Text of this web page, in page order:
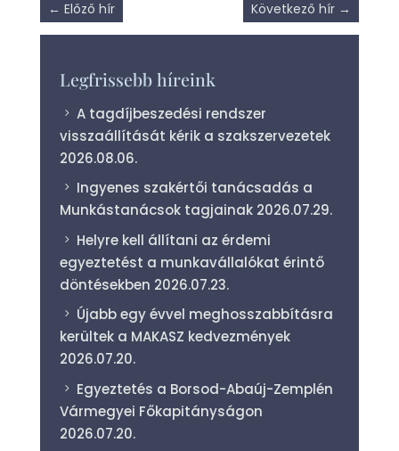
← Előző hír Következő hír →
Legfrissebb híreink
A tagdíjbeszedési rendszer
visszaállítását kérik a szakszervezetek
2026.08.06.
Ingyenes szakértői tanácsadás a
Munkástanácsok tagjainak 2026.07.29.
Helyre kell állítani az érdemi
egyeztetést a munkavállalókat érintő
döntésekben 2026.07.23.
Újabb egy évvel meghosszabbításra
kerültek a MAKASZ kedvezmények
2026.07.20.
Egyeztetés a Borsod-Abaúj-Zemplén
Vármegyei Főkapitányságon
2026.07.20.